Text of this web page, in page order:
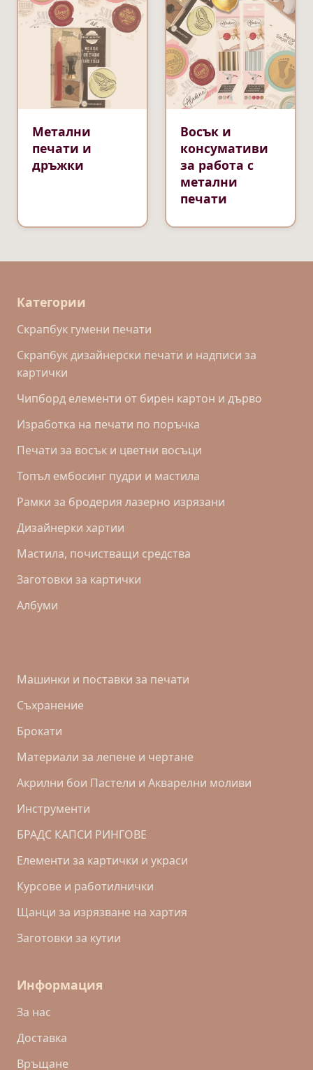
Метални
печати и
дръжки
Восък и
консумативи
за работа с
метални
печати
Категории
Скрапбук гумени печати
Скрапбук дизайнерски печати и надписи за
картички
Чипборд елементи от бирен картон и дърво
Изработка на печати по поръчка
Печати за восък и цветни восъци
Топъл ембосинг пудри и мастила
Рамки за бродерия лазерно изрязани
Дизайнерки хартии
Mастила, почистващи средства
Заготовки за картички
Албуми
Машинки и поставки за печати
Съхранение
Брокати
Материали за лепене и чертане
Акрилни бои Пастели и Акварелни моливи
Инструменти
БРАДС КАПСИ РИНГОВЕ
Eлементи за картички и украси
Курсове и работилнички
Щанци за изрязване на хартия
Заготовки за кутии
Информация
За нас
Доставка
Връщане